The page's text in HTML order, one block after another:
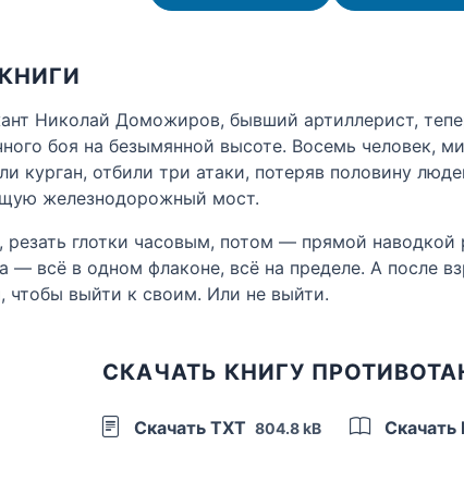
Николай Доможиров, бывший артиллерист,
боя на безымянной высоте. Восемь человек,
курган, отбили три атаки, потеряв половину
железнодорожный мост.
резать глотки часовым, потом — прямой
— всё в одном флаконе, всё на пределе. А после
выйти к своим. Или не выйти.
СКАЧАТЬ КНИГУ
Скачать TXT 804.8 kB Скачать